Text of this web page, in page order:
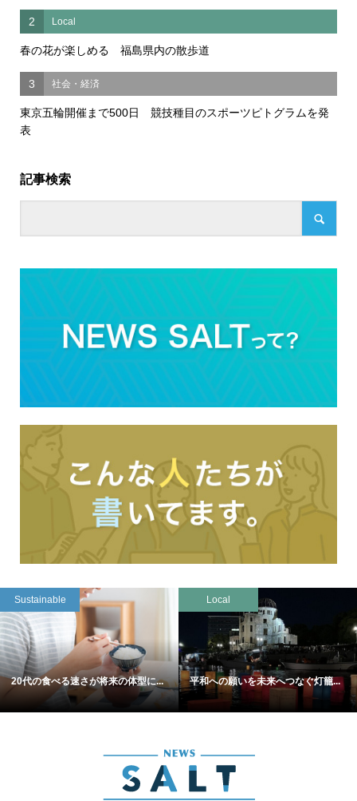
2 Local
春の花が楽しめる 福島県内の散歩道
3 社会・経済
東京五輪開催まで500日 競技種目のスポーツピトグラムを発
表
記事検索
Sustainable
20代の食べる速さが将来の体型に...
Local
平和への願いを未来へつなぐ灯籠...